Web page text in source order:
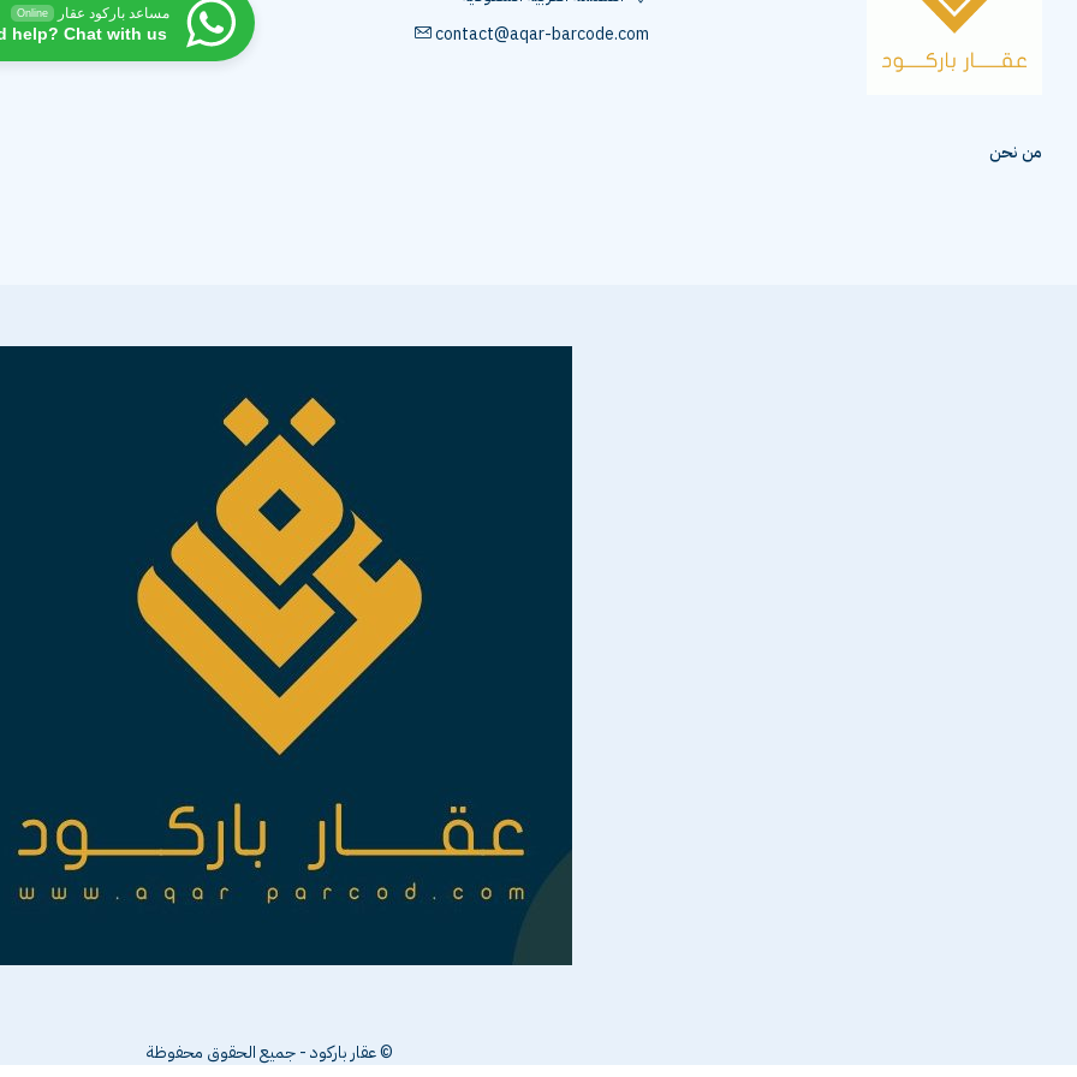
من نحن
contact@aqar-barcode.com
مساعد باركود عقار Online
help? Chat with us
© عقار باركود - جميع الحقوق محفوظة